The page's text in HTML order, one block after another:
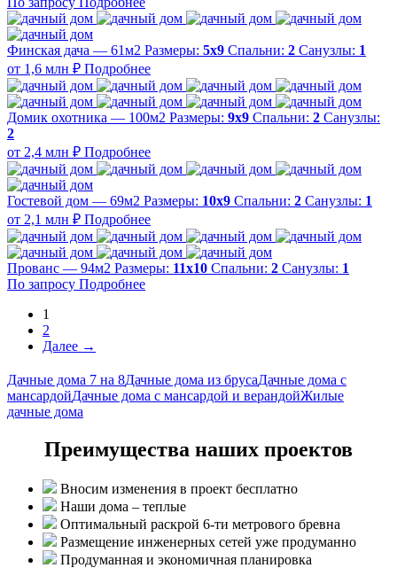
Финская дача — 61м2 Размеры: 5х9 Спальни: 2 Санузлы: 1
от 1,6 млн ₽ Подробнее
Домик охотника — 100м2 Размеры: 9х9 Спальни: 2 Санузлы:
2
от 2,4 млн ₽ Подробнее
Гостевой дом — 69м2 Размеры: 10х9 Спальни: 2 Санузлы: 1
от 2,1 млн ₽ Подробнее
Прованс — 94м2 Размеры: 11х10 Спальни: 2 Санузлы: 1
По запросу Подробнее
1
2
Далее →
Дачные дома 7 на 8Дачные дома из брусаДачные дома с
мансардойДачные дома с мансардой и верандойЖилые
дачные дома
Преимущества наших проектов
Вносим изменения в проект бесплатно
Наши дома – теплые
Оптимальный раскрой 6-ти метрового бревна
Размещение инженерных сетей уже продуманно
Продуманная и экономичная планировка